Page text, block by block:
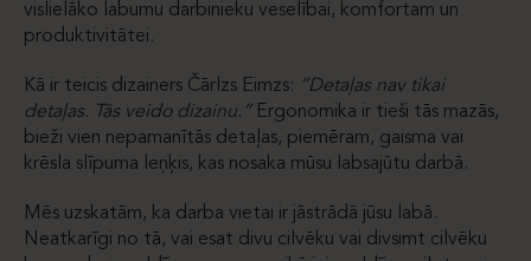
vislielāko labumu darbinieku veselībai, komfortam un
produktivitātei.
Kā ir teicis dizainers Čārlzs Eimzs: “Detaļas nav tikai
detaļas. Tās veido dizainu.” Ergonomika ir tieši tās mazās,
bieži vien nepamanītās detaļas, piemēram, gaisma vai
krēsla slīpuma leņķis, kas nosaka mūsu labsajūtu darbā.
Mēs uzskatām, ka darba vietai ir jāstrādā jūsu labā.
Neatkarīgi no tā, vai esat divu cilvēku vai divsimt cilvēku